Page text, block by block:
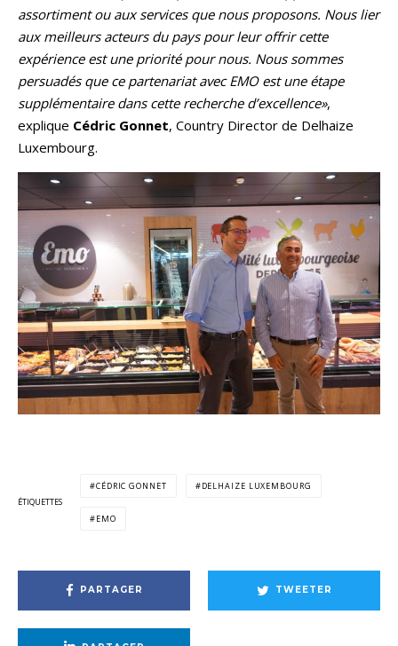
assortiment ou aux services que nous proposons. Nous lier
aux meilleurs acteurs du pays pour leur offrir cette
expérience est une priorité pour nous. Nous sommes
persuadés que ce partenariat avec EMO est une étape
supplémentaire dans cette recherche d’excellence»,
explique Cédric Gonnet, Country Director de Delhaize
Luxembourg.
ÉTIQUETTES
CÉDRIC GONNET DELHAIZE LUXEMBOURG
EMO
PARTAGER TWEETER